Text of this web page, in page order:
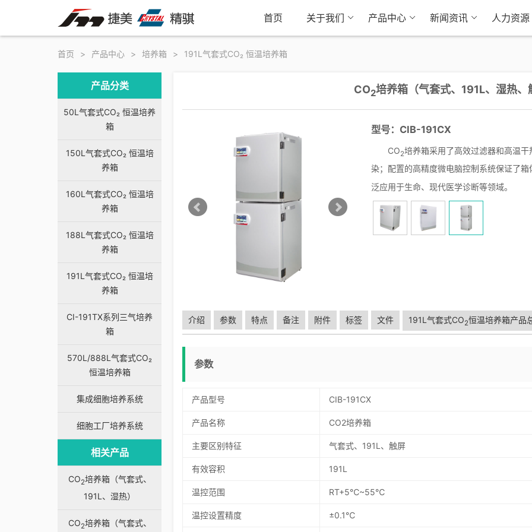
首页 关于我们 产品中心 新闻资讯 人力资源
首页 > 产品中心 > 培养箱 > 191L气套式CO₂ 恒温培养箱
产品分类
50L气套式CO₂ 恒温培养
箱
150L气套式CO₂ 恒温培
养箱
160L气套式CO₂ 恒温培
养箱
188L气套式CO₂ 恒温培
养箱
191L气套式CO₂ 恒温培
养箱
CI-191TX系列三气培养
箱
570L/888L气套式CO₂
恒温培养箱
集成细胞培养系统
细胞工厂培养系统
相关产品
CO2培养箱（气套式、
191L、湿热）
CO2培养箱（气套式、
CO2培养箱（气套式、191L、湿热、
型号：CIB-191CX
CO2培养箱采用了高效过滤器和高温
染；配置的高精度微电脑控制系统保证了
泛应用于生命、现代医学诊断等领域。
介绍 参数 特点 备注 附件 标签 文件 191L气套式CO2恒温培养箱产品
参数
产品型号 CIB-191CX
产品名称 CO2培养箱
主要区别特征 气套式、191L、触屏
有效容积 191L
温控范围 RT+5℃~55℃
温控设置精度 ±0.1℃